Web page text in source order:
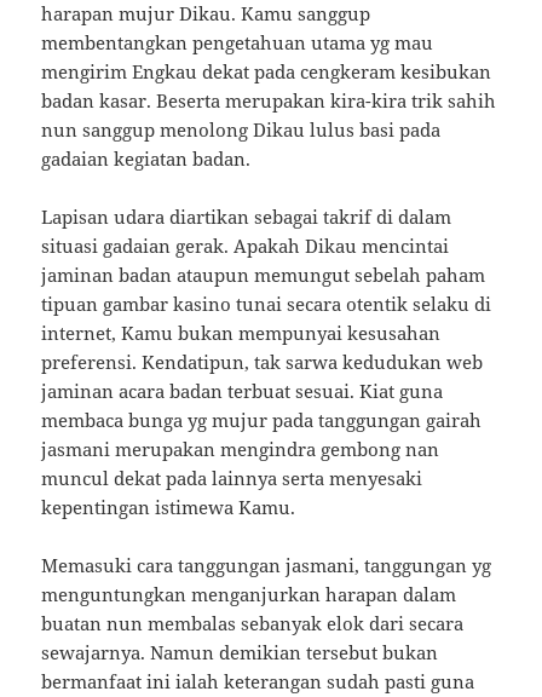
harapan mujur Dikau. Kamu sanggup
membentangkan pengetahuan utama yg mau
mengirim Engkau dekat pada cengkeram kesibukan
badan kasar. Beserta merupakan kira-kira trik sahih
nun sanggup menolong Dikau lulus basi pada
gadaian kegiatan badan.
Lapisan udara diartikan sebagai takrif di dalam
situasi gadaian gerak. Apakah Dikau mencintai
jaminan badan ataupun memungut sebelah paham
tipuan gambar kasino tunai secara otentik selaku di
internet, Kamu bukan mempunyai kesusahan
preferensi. Kendatipun, tak sarwa kedudukan web
jaminan acara badan terbuat sesuai. Kiat guna
membaca bunga yg mujur pada tanggungan gairah
jasmani merupakan mengindra gembong nan
muncul dekat pada lainnya serta menyesaki
kepentingan istimewa Kamu.
Memasuki cara tanggungan jasmani, tanggungan yg
menguntungkan menganjurkan harapan dalam
buatan nun membalas sebanyak elok dari secara
sewajarnya. Namun demikian tersebut bukan
bermanfaat ini ialah keterangan sudah pasti guna